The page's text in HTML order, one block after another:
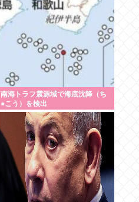
南海トラフ震源域で海底沈降（ち
●こう）を検出